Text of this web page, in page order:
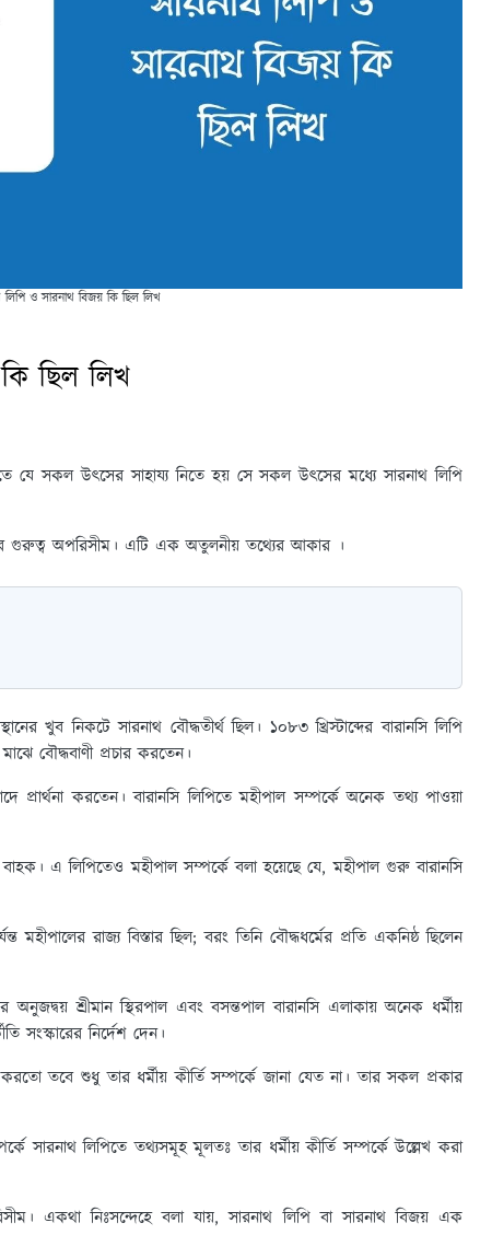
লিপি ও সারনাথ বিজয় কি ছিল লিখ
ছিল লিখ
যে সকল উৎসের সাহায্য নিতে হয় সে সকল উৎসের মধ্যে সারনাথ লিপি
গুরুত্ব অপরিসীম। এটি এক অতুলনীয় তথ্যের আকার ।
খুব নিকটে সারনাথ বৌদ্ধতীর্থ ছিল। ১০৮৩ খ্রিস্টাব্দের বারানসি লিপি
বৌদ্ধবাণী প্রচার করতেন।
প্রার্থনা করতেন। বারানসি লিপিতে মহীপাল সম্পর্কে অনেক তথ্য পাওয়া
বাহক। এ লিপিতেও মহীপাল সম্পর্কে বলা হয়েছে যে, মহীপাল গুরু বারানসি
রাজ্য বিস্তার ছিল; বরং তিনি বৌদ্ধধর্মের প্রতি একনিষ্ঠ ছিলেন
অনুজদ্বয় শ্রীমান স্থিরপাল এবং বসন্তপাল বারানসি এলাকায় অনেক ধর্মীয়
সংস্কারের নির্দেশ দেন।
করতো তবে শুধু তার ধর্মীয় কীর্তি সম্পর্কে জানা যেত না। তার সকল প্রকার
সারনাথ লিপিতে তথ্যসমূহ মূলতঃ তার ধর্মীয় কীর্তি সম্পর্কে উল্লেখ করা
একথা নিঃসন্দেহে বলা যায়, সারনাথ লিপি বা সারনাথ বিজয় এক